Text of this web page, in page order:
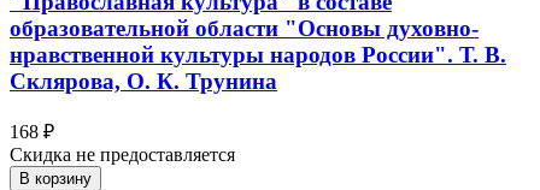
образовательной области "Основы духовно-
нравственной культуры народов России". Т. В.
Склярова, О. К. Трунина
168 ₽
Скидка не предоставляется
В корзину